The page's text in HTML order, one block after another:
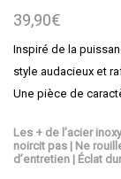
39,90€
Inspiré de la
style audacieux et
Une pièce de
Les + de l’acier
noircit pas | Ne
d’entretien | Éclat